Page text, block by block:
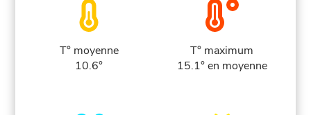
T° moyenne
10.6°
T° maximum
15.1° en moyenne